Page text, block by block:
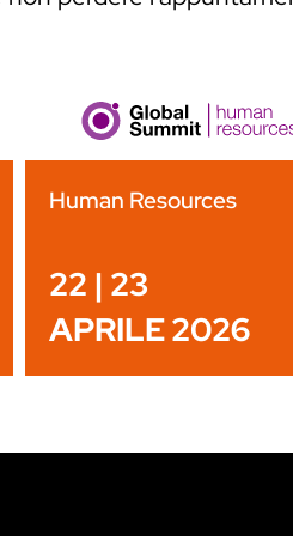
Human Resources
22 | 23
APRILE 2026